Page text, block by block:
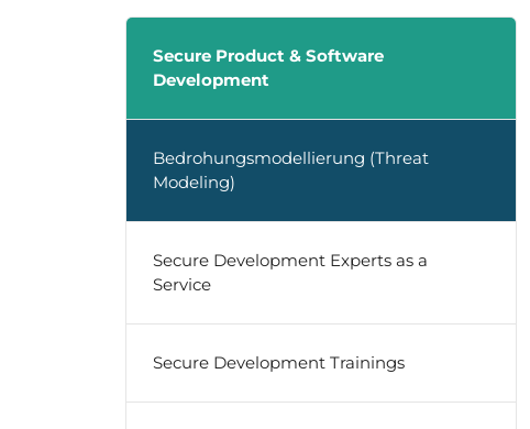
Secure Product & Software
Development
Bedrohungsmodellierung (Threat
Modeling)
Secure Development Experts as a
Service
Secure Development Trainings